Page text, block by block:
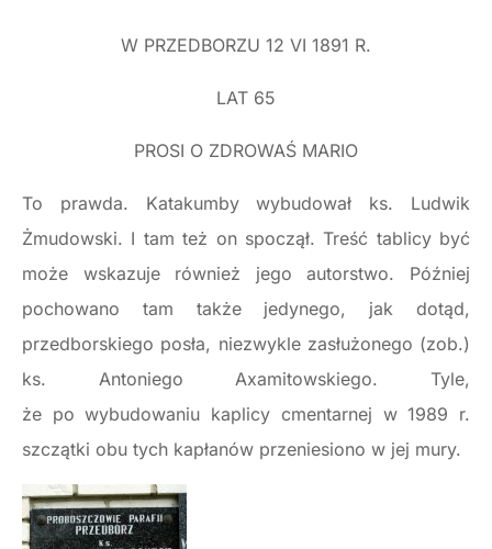
W PRZEDBORZU 12 VI 1891 R.
LAT 65
PROSI O ZDROWAŚ MARIO
To prawda. Katakumby wybudował ks. Ludwik
Żmudowski. I tam też on spoczął. Treść tablicy być
może wskazuje również jego autorstwo. Później
pochowano tam także jedynego, jak dotąd,
przedborskiego posła, niezwykle zasłużonego (zob.)
ks. Antoniego Axamitowskiego. Tyle,
że po wybudowaniu kaplicy cmentarnej w 1989 r.
szczątki obu tych kapłanów przeniesiono w jej mury.